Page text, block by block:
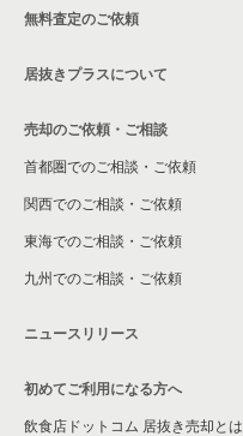
無料査定のご依頼
居抜きプラスについて
売却のご依頼・ご相談
首都圏でのご相談・ご依頼
関西でのご相談・ご依頼
東海でのご相談・ご依頼
九州でのご相談・ご依頼
ニュースリリース
初めてご利用になる方へ
飲食店ドットコム 居抜き売却とは